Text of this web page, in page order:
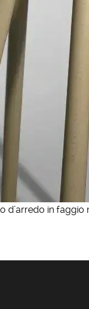
d’arredo in